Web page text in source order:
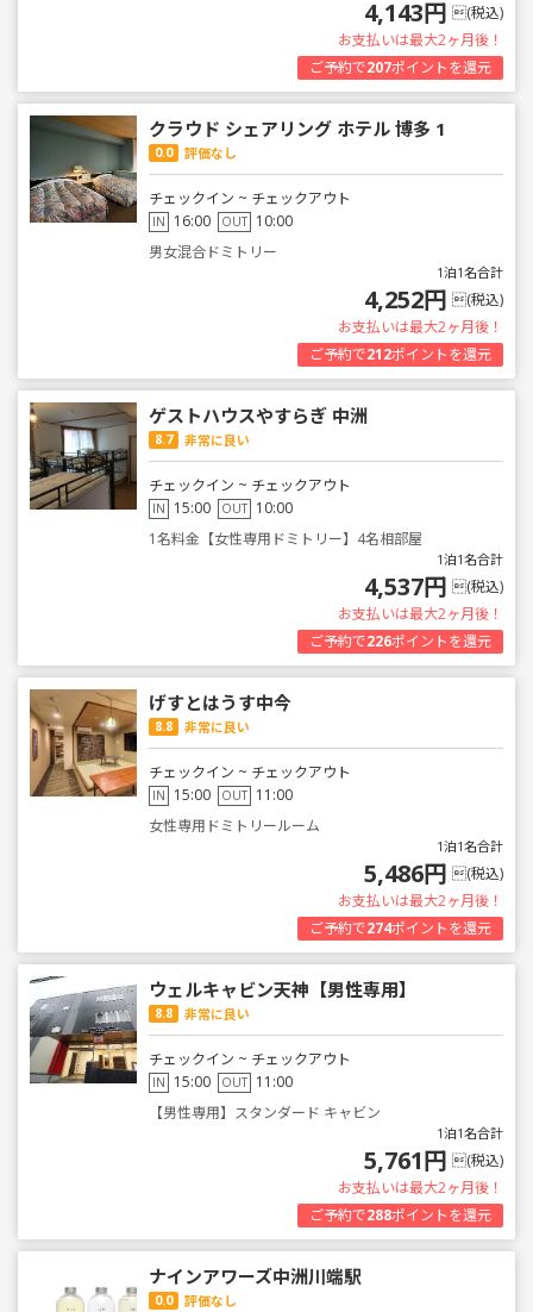
4,143円 (税込)
お支払いは最大2ヶ月後！
ご予約で207ポイントを還元
クラウド シェアリング ホテル 博多 1
0.0 評価なし
チェックイン ~ チェックアウト
IN 16:00 OUT 10:00
男女混合ドミトリー
1泊1名合計
4,252円 (税込)
お支払いは最大2ヶ月後！
ご予約で212ポイントを還元
ゲストハウスやすらぎ 中洲
8.7 非常に良い
チェックイン ~ チェックアウト
IN 15:00 OUT 10:00
1名料金【女性専用ドミトリー】4名相部屋
1泊1名合計
4,537円 (税込)
お支払いは最大2ヶ月後！
ご予約で226ポイントを還元
げすとはうす中今
8.8 非常に良い
チェックイン ~ チェックアウト
IN 15:00 OUT 11:00
女性専用ドミトリールーム
1泊1名合計
5,486円 (税込)
お支払いは最大2ヶ月後！
ご予約で274ポイントを還元
ウェルキャビン天神【男性専用】
8.8 非常に良い
チェックイン ~ チェックアウト
IN 15:00 OUT 11:00
【男性専用】スタンダード キャビン
1泊1名合計
5,761円 (税込)
お支払いは最大2ヶ月後！
ご予約で288ポイントを還元
ナインアワーズ中洲川端駅
0.0 評価なし